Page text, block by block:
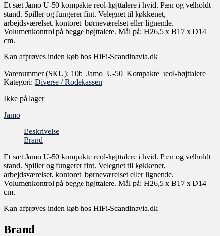
Et sæt Jamo U-50 kompakte reol-højttalere i hvid. Pæn og velholdt
stand. Spiller og fungerer fint. Velegnet til køkkenet,
arbejdsværelset, kontoret, børneværelset eller lignende.
Volumenkontrol på begge højttalere. Mål på: H26,5 x B17 x D14
cm.
Kan afprøves inden køb hos HiFi-Scandinavia.dk
Varenummer (SKU): 10b_Jamo_U-50_Kompakte_reol-højttalere
Kategori: Diverse / Rodekassen
Ikke på lager
Jamo
Beskrivelse
Brand
Et sæt Jamo U-50 kompakte reol-højttalere i hvid. Pæn og velholdt
stand. Spiller og fungerer fint. Velegnet til køkkenet,
arbejdsværelset, kontoret, børneværelset eller lignende.
Volumenkontrol på begge højttalere. Mål på: H26,5 x B17 x D14
cm.
Kan afprøves inden køb hos HiFi-Scandinavia.dk
Brand